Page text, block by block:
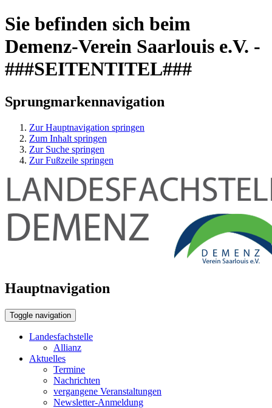
Sie befinden sich beim
Demenz-Verein Saarlouis e.V. -
###SEITENTITEL###
Sprungmarkennavigation
Zur Hauptnavigation springen
Zum Inhalt springen
Zur Suche springen
Zur Fußzeile springen
Hauptnavigation
Toggle navigation
Landesfachstelle
Allianz
Aktuelles
Termine
Nachrichten
vergangene Veranstaltungen
Newsletter-Anmeldung